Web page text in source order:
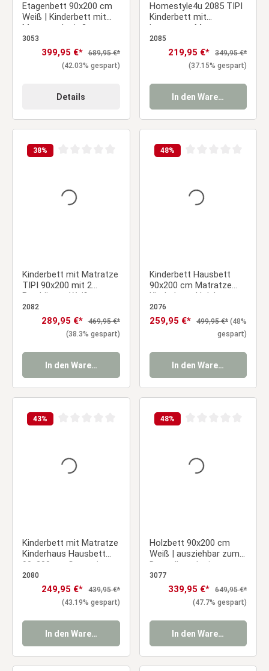
Etagenbett 90x200 cm
Weiß | Kinderbett mit
Matratze | mit 2
Bettkästen | mit
Lattenrost |
Rausfallschutz |
Umbaubar | Holz massiv
3053
Verkaufspreis:
399,95 €* Regulärer Preis:
689,95 €*
(42.03% gespart)
Details
Homestyle4u 2085 TIPI
Kinderbett mit
Lattenrost Matratze
90x200 cm Grau
Holzbett bodentief Zelt
2085
Verkaufspreis:
219,95 €* Regulärer Preis:
349,95 €*
(37.15% gespart)
In den Warenkorb
38%
Kinderbett mit Matratze
TIPI 90x200 mit 2
Bettkästen Weiß
Holzbett Indianer Bett
Hausbett
2082
Verkaufspreis:
289,95 €* Regulärer Preis:
469,95 €*
(38.3% gespart)
In den Warenkorb
48%
Kinderbett Hausbett
90x200 cm Matratze
Kinderhaus Holzbett
Grau Bettkasten
2076
Verkaufspreis:
259,95 €* Regulärer Preis:
499,95 €* (48%
gespart)
In den Warenkorb
43%
Kinderbett mit Matratze
Kinderhaus Hausbett
90x200 cm Grau mit
Bettkasten
2080
Verkaufspreis:
249,95 €* Regulärer Preis:
439,95 €*
(43.19% gespart)
In den Warenkorb
48%
Holzbett 90x200 cm
Weiß | ausziehbar zum
Doppelbett | mit
Bettkasten | mit
Matratze |
Funktionsbett Duo-Bett
Ausziehbett
3077
Verkaufspreis:
339,95 €* Regulärer Preis:
649,95 €*
(47.7% gespart)
In den Warenkorb